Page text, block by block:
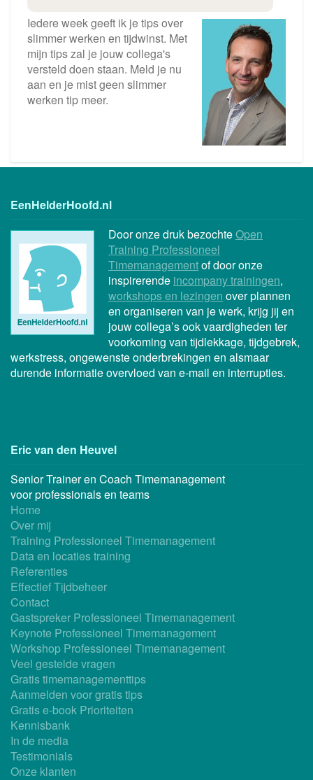
Iedere week geeft ik je tips over
slimmer werken en tijdwinst. Met
mijn tips zal je jouw collega's
versteld doen staan. Meld je nu
aan en je mist geen slimmer
werken tip meer.
EenHelderHoofd.nl
Door onze druk bezochteOpen
Training Professioneel
Timemanagementof door onze
inspirerende incompany trainingen,
workshops en lezingen over plannen
en organiseren van je werk, krijg jij en
jouw collega’s ook vaardigheden ter
voorkoming van tijdlekkage, tijdgebrek,
werkstress, ongewenste onderbrekingen en alsmaar
durende informatie overvloed van e-mail en interrupties.
Eric van den Heuvel
Senior Trainer en Coach Timemanagement
voor professionals en teams
Home
Over mij
Training Professioneel Timemanagement
Data en locaties training
Referenties
Effectief Tijdbeheer
Contact
Gastspreker Professioneel Timemanagement
Keynote Professioneel Timemanagement
Workshop Professioneel Timemanagement
Veel gestelde vragen
Gratis timemanagementtips
Aanmelden voor gratis tips
Gratis e-book Prioriteiten
Kennisbank
In de media
Testimonials
Onze klanten